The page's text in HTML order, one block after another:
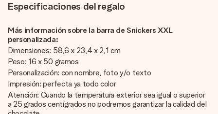
Especificaciones del regalo
Más información sobre la barra de Snickers XXL
personalizada:
Dimensiones: 58,6 x 23,4 x 2,1 cm
Peso: 16 x 50 gramos
Personalización: con nombre, foto y/o texto
Impresión: perfecta ya todo color
Atención: Cuando la temperatura exterior sea igual o superior
a 25 grados centígrados no podremos garantizar la calidad del